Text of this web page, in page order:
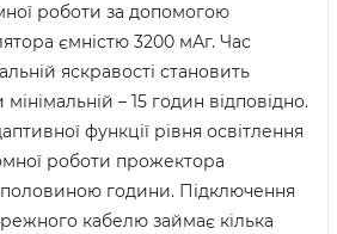
роботи за допомогою
ємністю 3200 мАг. Час
яскравості становить
– 15 годин відповідно.
функції рівня освітлення
роботи прожектора
години. Підключення
кабелю займає кілька